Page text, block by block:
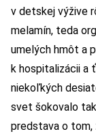
v detskej výžive
melamín, teda
umelých hmôt a
k hospitalizácii a
niekoľkých
svet šokovalo
predstava o tom,